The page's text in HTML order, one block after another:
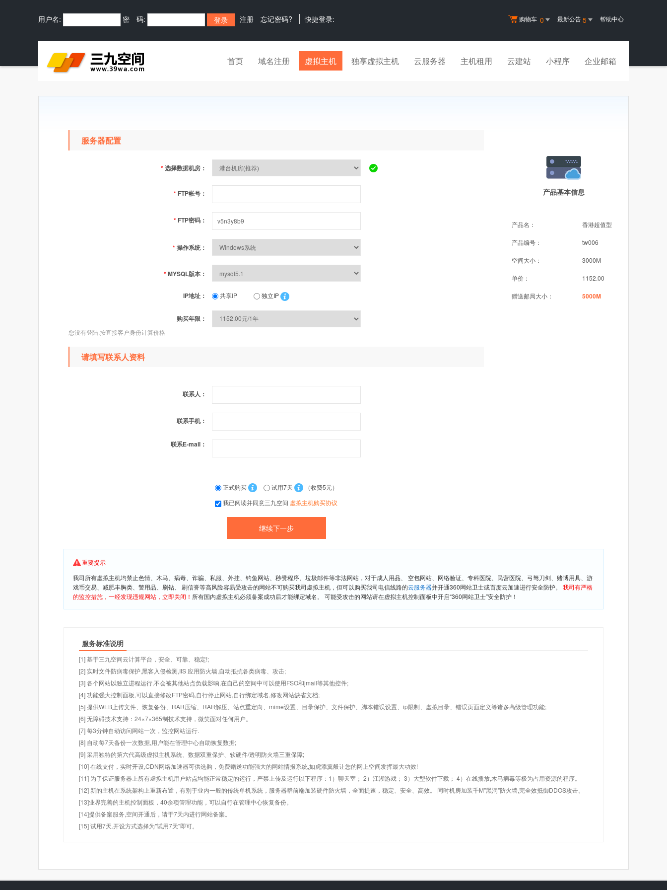
购物车 0 最新公告5 帮助中心
用户名: 密 码: 注册 忘记密码? 快捷登录:
首页 域名注册 虚拟主机 独享虚拟主机 云服务器 主机租用 云建站 小程序 企业邮箱
产品基本信息
产品名： 香港超值型
产品编号： tw006
空间大小： 3000M
单价： 1152.00
赠送邮局大小： 5000M
服务器配置
*选择数据机房：
* FTP帐号：
* FTP密码：
*操作系统：
*MYSQL版本：
IP地址： 共享IP 独立IP
购买年限：
您没有登陆,按直接客户身份计算价格
请填写联系人资料
联系人：
联系手机：
联系E-mail：
正式购买 试用7天
（收费5元）
我已阅读并同意三九空间 虚拟主机购买协议
重要提示
我司所有虚拟主机均禁止色情、木马、病毒、诈骗、私服、外挂、钓鱼网站、秒赞程序、垃圾邮件等非法网站，对于成人用品、 空包网站、网络验证、专科医院、民营医院、弓驽刀剑、赌博用具、游
戏币交易、减肥丰胸类、警用品、刷钻、 刷信誉等高风险容易受攻击的网站不可购买我司虚拟主机，但可以购买我司电信线路的云服务器并开通360网站卫士或百度云加速进行安全防护。 我司有严格
的监控措施，一经发现违规网站，立即关闭！ 所有国内虚拟主机必须备案成功后才能绑定域名。 可能受攻击的网站请在虚拟主机控制面板中开启“360网站卫士”安全防护！
服务标准说明
[1] 基于三九空间云计算平台，安全、可靠、稳定!;
[2] 实时文件防病毒保护,黑客入侵检测,IIS 应用防火墙,自动抵抗各类病毒、攻击;
[3] 各个网站以独立进程运行,不会被其他站点负载影响,在自己的空间中可以使用FSO和jmail等其他控件;
[4] 功能强大控制面板,可以直接修改FTP密码,自行停止网站,自行绑定域名,修改网站缺省文档;
[5] 提供WEB上传文件、恢复备份、RAR压缩、RAR解压、站点重定向、mime设置、目录保护、文件保护、脚本错误设置、ip限制、虚拟目录、错误页面定义等诸多高级管理功能;
[6] 无障碍技术支持：24×7×365制技术支持，微笑面对任何用户。
[7] 每3分钟自动访问网站一次，监控网站运行.
[8] 自动每7天备份一次数据,用户能在管理中心自助恢复数据;
[9] 采用独特的第六代高级虚拟主机系统、数据双重保护、软硬件/透明防火墙三重保障;
[10] 在线支付，实时开设,CDN网络加速器可供选购，免费赠送功能强大的网站情报系统,如虎添翼般让您的网上空间发挥最大功效!
[11] 为了保证服务器上所有虚拟主机用户站点均能正常稳定的运行，严禁上传及运行以下程序：1）聊天室； 2）江湖游戏； 3）大型软件下载； 4）在线播放,木马病毒等极为占用资源的程序。
[12] 新的主机在系统架构上重新布置，有别于业内一般的传统单机系统，服务器群前端加装硬件防火墙，全面提速，稳定、安全、高效。 同时机房加装千M"黑洞"防火墙,完全效抵御DDOS攻击。
[13]业界完善的主机控制面板，40余项管理功能，可以自行在管理中心恢复备份。
[14]提供备案服务,空间开通后，请于7天内进行网站备案。
[15] 试用7天.开设方式选择为"试用7天"即可。